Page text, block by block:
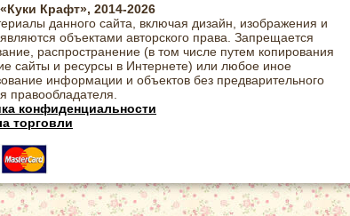
Крафт», 2014-2026
данного сайта, включая дизайн, изображения и
объектами авторского права. Запрещается
распространение (в том числе путем копирования
сайты и ресурсы в Интернете) или любое иное
информации и объектов без предварительного
правообладателя.
конфиденциальности
торговли